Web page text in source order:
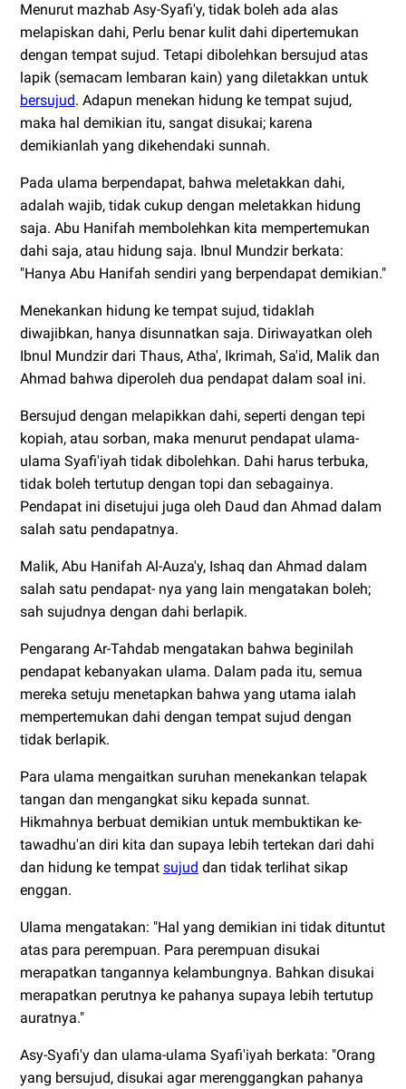
Menurut mazhab Asy-Syafi'y, tidak boleh ada alas
melapiskan dahi, Perlu benar kulit dahi dipertemukan
dengan tempat sujud. Tetapi dibolehkan bersujud atas
lapik (semacam lembaran kain) yang diletakkan untuk
bersujud. Adapun menekan hidung ke tempat sujud,
maka hal demikian itu, sangat disukai; karena
demikianlah yang dikehendaki sunnah.
Pada ulama berpendapat, bahwa meletakkan dahi,
adalah wajib, tidak cukup dengan meletakkan hidung
saja. Abu Hanifah membolehkan kita mempertemukan
dahi saja, atau hidung saja. Ibnul Mundzir berkata:
"Hanya Abu Hanifah sendiri yang berpendapat demikian."
Menekankan hidung ke tempat sujud, tidaklah
diwajibkan, hanya disunnatkan saja. Diriwayatkan oleh
Ibnul Mundzir dari Thaus, Atha', Ikrimah, Sa'id, Malik dan
Ahmad bahwa diperoleh dua pendapat dalam soal ini.
Bersujud dengan melapikkan dahi, seperti dengan tepi
kopiah, atau sorban, maka menurut pendapat ulama-
ulama Syafi'iyah tidak dibolehkan. Dahi harus terbuka,
tidak boleh tertutup dengan topi dan sebagainya.
Pendapat ini disetujui juga oleh Daud dan Ahmad dalam
salah satu pendapatnya.
Malik, Abu Hanifah Al-Auza'y, Ishaq dan Ahmad dalam
salah satu pendapat- nya yang lain mengatakan boleh;
sah sujudnya dengan dahi berlapik.
Pengarang Ar-Tahdab mengatakan bahwa beginilah
pendapat kebanyakan ulama. Dalam pada itu, semua
mereka setuju menetapkan bahwa yang utama ialah
mempertemukan dahi dengan tempat sujud dengan
tidak berlapik.
Para ulama mengaitkan suruhan menekankan telapak
tangan dan mengangkat siku kepada sunnat.
Hikmahnya berbuat demikian untuk membuktikan ke-
tawadhu'an diri kita dan supaya lebih tertekan dari dahi
dan hidung ke tempat sujud dan tidak terlihat sikap
enggan.
Ulama mengatakan: "Hal yang demikian ini tidak dituntut
atas para perempuan. Para perempuan disukai
merapatkan tangannya kelambungnya. Bahkan disukai
merapatkan perutnya ke pahanya supaya lebih tertutup
auratnya."
Asy-Syafi'y dan ulama-ulama Syafi'iyah berkata: "Orang
yang bersujud, disukai agar merenggangkan pahanya